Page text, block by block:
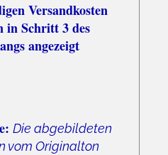
Versandkosten
in Schritt 3 des
angezeigt
Die abgebildeten
vom Originalton